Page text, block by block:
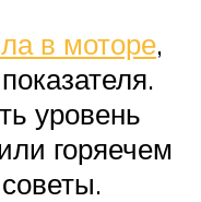
в моторе,
уровень
горяечем